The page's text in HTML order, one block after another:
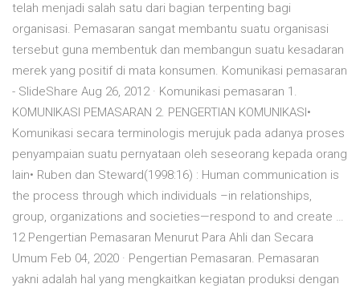
telah menjadi salah satu dari bagian terpenting bagi
organisasi. Pemasaran sangat membantu suatu organisasi
tersebut guna membentuk dan membangun suatu kesadaran
merek yang positif di mata konsumen. Komunikasi pemasaran
- SlideShare Aug 26, 2012 · Komunikasi pemasaran 1.
KOMUNIKASI PEMASARAN 2. PENGERTIAN KOMUNIKASI•
Komunikasi secara terminologis merujuk pada adanya proses
penyampaian suatu pernyataan oleh seseorang kepada orang
lain• Ruben dan Steward(1998:16) : Human communication is
the process through which individuals –in relationships,
group, organizations and societies—respond to and create …
12 Pengertian Pemasaran Menurut Para Ahli dan Secara
Umum Feb 04, 2020 · Pengertian Pemasaran. Pemasaran
yakni adalah hal yang mengkaitkan kegiatan produksi dengan